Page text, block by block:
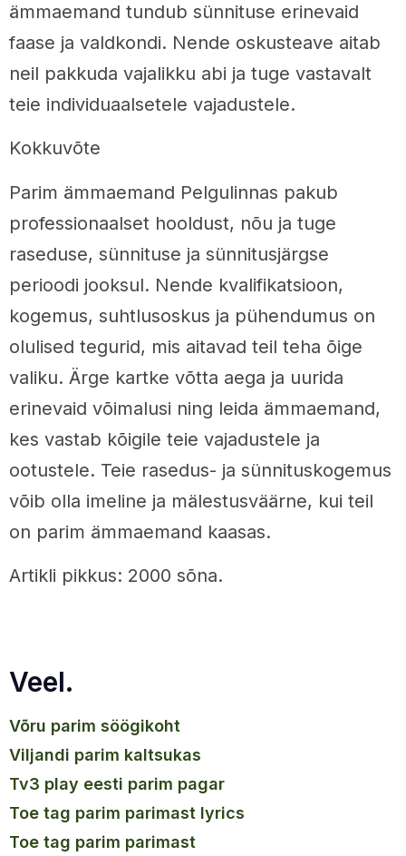
ämmaemand tundub sünnituse erinevaid
faase ja valdkondi. Nende oskusteave aitab
neil pakkuda vajalikku abi ja tuge vastavalt
teie individuaalsetele vajadustele.
Kokkuvõte
Parim ämmaemand Pelgulinnas pakub
professionaalset hooldust, nõu ja tuge
raseduse, sünnituse ja sünnitusjärgse
perioodi jooksul. Nende kvalifikatsioon,
kogemus, suhtlusoskus ja pühendumus on
olulised tegurid, mis aitavad teil teha õige
valiku. Ärge kartke võtta aega ja uurida
erinevaid võimalusi ning leida ämmaemand,
kes vastab kõigile teie vajadustele ja
ootustele. Teie rasedus- ja sünnituskogemus
võib olla imeline ja mälestusväärne, kui teil
on parim ämmaemand kaasas.
Artikli pikkus: 2000 sõna.
Veel.
võru parim söögikoht
viljandi parim kaltsukas
tv3 play eesti parim pagar
toe tag parim parimast lyrics
toe tag parim parimast